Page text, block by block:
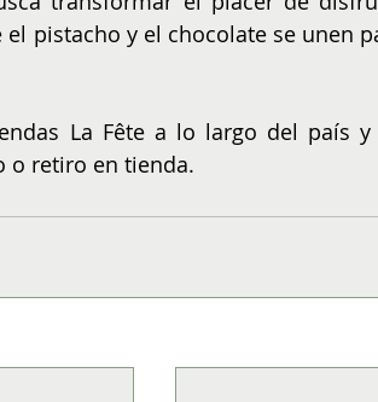
pistacho y el chocolate se unen
o retiro en tienda.